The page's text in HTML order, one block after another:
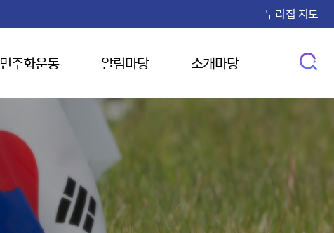
누리집 지도
민주화운동 알림마당 소개마당